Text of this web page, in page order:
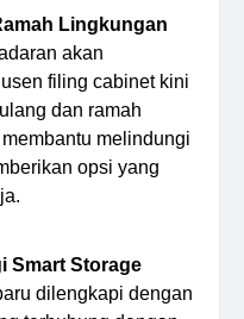
Lingkungan
akan
filing cabinet kini
dan ramah
melindungi
opsi yang
Smart Storage
dilengkapi dengan